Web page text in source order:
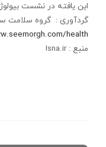
این یافته در نشست
گردآوری : گروه سلامت
health
منبع : Isna.ir